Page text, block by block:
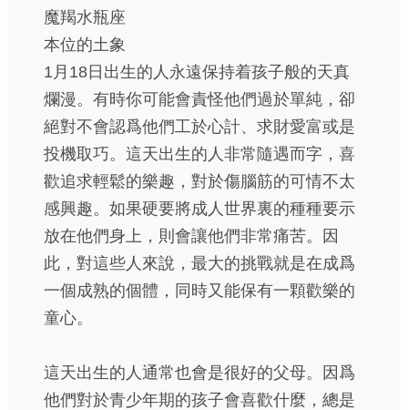
魔羯水瓶座
本位的土象
1月18日出生的人永遠保持着孩子般的天真
爛漫。有時你可能會責怪他們過於單純，卻
絕對不會認爲他們工於心計、求財愛富或是
投機取巧。這天出生的人非常隨遇而字，喜
歡追求輕鬆的樂趣，對於傷腦筋的可情不太
感興趣。如果硬要將成人世界裏的種種要示
放在他們身上，則會讓他們非常痛苦。因
此，對這些人來說，最大的挑戰就是在成爲
一個成熟的個體，同時又能保有一顆歡樂的
童心。
這天出生的人通常也會是很好的父母。因爲
他們對於青少年期的孩子會喜歡什麼，總是